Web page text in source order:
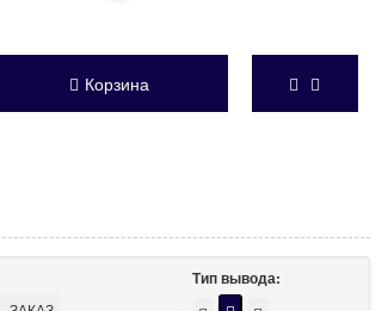
Корзина
Тип вывода: